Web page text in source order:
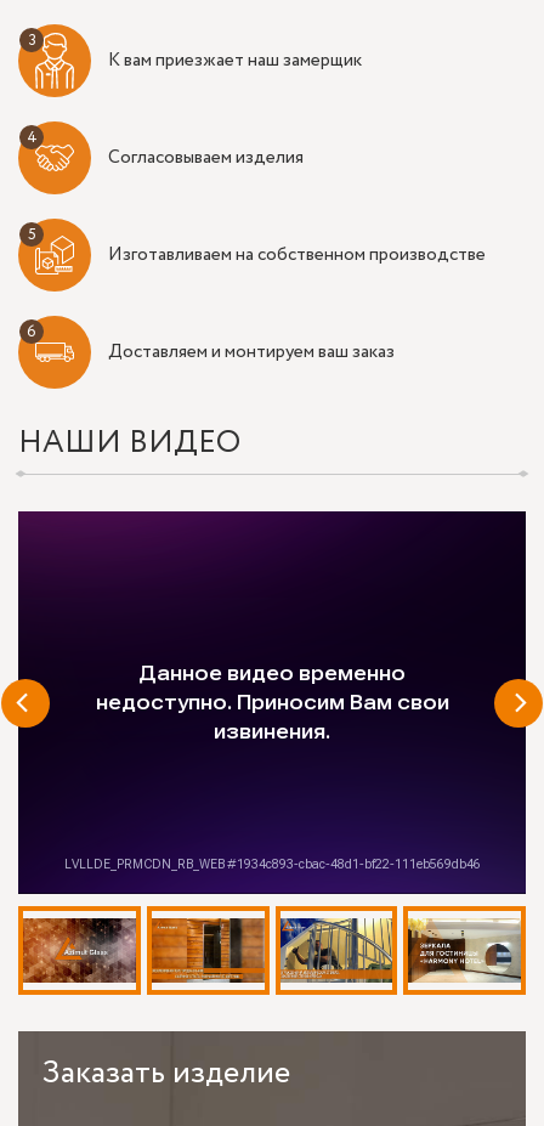
К вам приезжает наш замерщик
Согласовываем изделия
Изготавливаем на собственном производстве
Доставляем и монтируем ваш заказ
НАШИ ВИДЕО
Заказать изделие